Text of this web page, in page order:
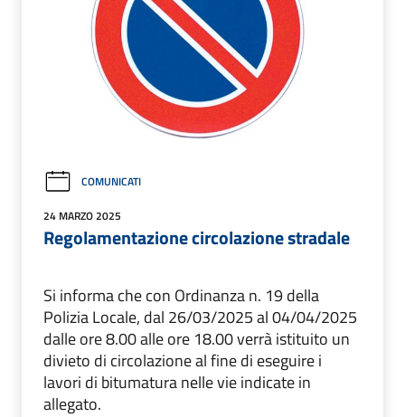
COMUNICATI
24 MARZO 2025
Regolamentazione circolazione stradale
Si informa che con Ordinanza n. 19 della
Polizia Locale, dal 26/03/2025 al 04/04/2025
dalle ore 8.00 alle ore 18.00 verrà istituito un
divieto di circolazione al fine di eseguire i
lavori di bitumatura nelle vie indicate in
allegato.